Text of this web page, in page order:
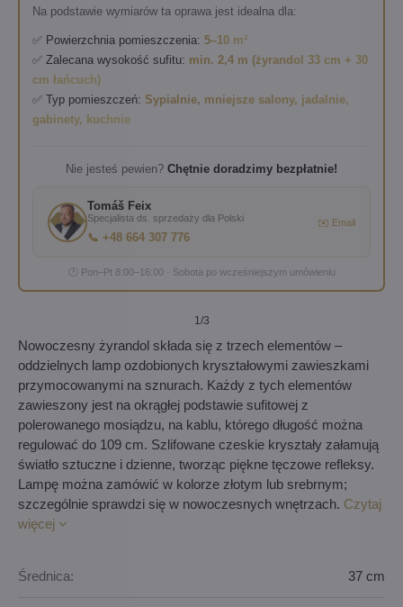
Na podstawie wymiarów ta oprawa jest idealna dla:
✅ Powierzchnia pomieszczenia: 5–10 m²
✅ Zalecana wysokość sufitu: min. 2,4 m (żyrandol 33 cm + 30
cm łańcuch)
✅ Typ pomieszczeń: Sypialnie, mniejsze salony, jadalnie,
gabinety, kuchnie
Nie jesteś pewien? Chętnie doradzimy bezpłatnie!
Tomáš Feix
Specjalista ds. sprzedaży dla Polski
📞 +48 664 307 776
✉️ Email
🕐 Pon–Pt 8:00–16:00 · Sobota po wcześniejszym umówieniu
1/3
Nowoczesny żyrandol składa się z trzech elementów –
oddzielnych lamp ozdobionych kryształowymi zawieszkami
przymocowanymi na sznurach. Każdy z tych elementów
zawieszony jest na okrągłej podstawie sufitowej z
polerowanego mosiądzu, na kablu, którego długość można
regulować do 109 cm. Szlifowane czeskie kryształy załamują
światło sztuczne i dzienne, tworząc piękne tęczowe refleksy.
Lampę można zamówić w kolorze złotym lub srebrnym;
szczególnie sprawdzi się w nowoczesnych wnętrzach. Czytaj
więcej
Średnica: 37 cm